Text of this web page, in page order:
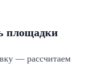
площадки
— рассчитаем